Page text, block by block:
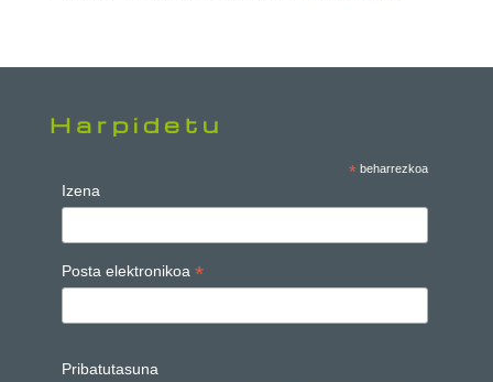
Harpidetu
* beharrezkoa
Izena
Posta elektronikoa *
Pribatutasuna